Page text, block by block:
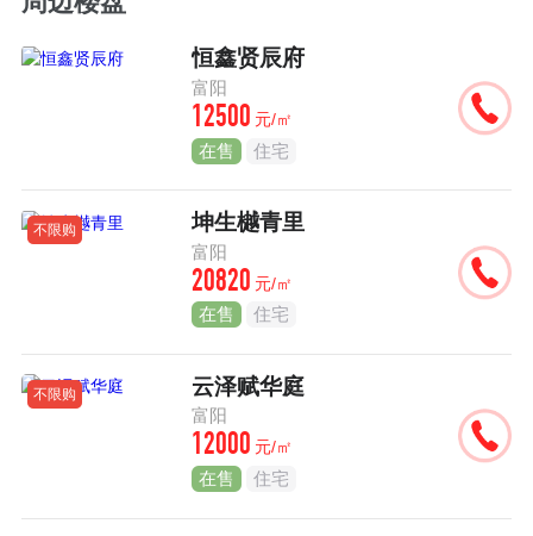
恒鑫贤辰府
富阳
12500 元/㎡
在售 住宅
不限购 坤生樾青里
富阳
20820 元/㎡
在售 住宅
不限购 云泽赋华庭
富阳
12000 元/㎡
在售 住宅